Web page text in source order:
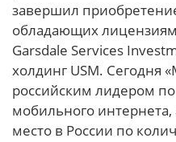
завершил
обладающих
Garsdale Services
холдинг USM. Сегодня
российским лидером
мобильного
место в России по